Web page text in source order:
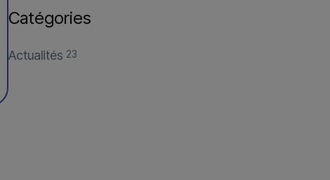
Catégories
Actualités 23